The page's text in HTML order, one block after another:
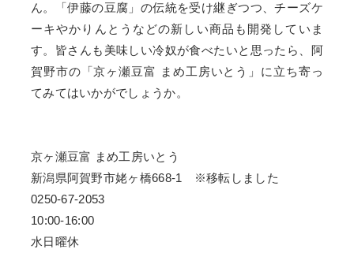
ん。「伊藤の豆腐」の伝統を受け継ぎつつ、チーズケ
ーキやかりんとうなどの新しい商品も開発していま
す。皆さんも美味しい冷奴が食べたいと思ったら、阿
賀野市の「京ヶ瀬豆富 まめ工房いとう」に立ち寄っ
てみてはいかがでしょうか。
京ヶ瀬豆富 まめ工房いとう
新潟県阿賀野市姥ヶ橋668-1 ※移転しました
0250-67-2053
10:00-16:00
水日曜休